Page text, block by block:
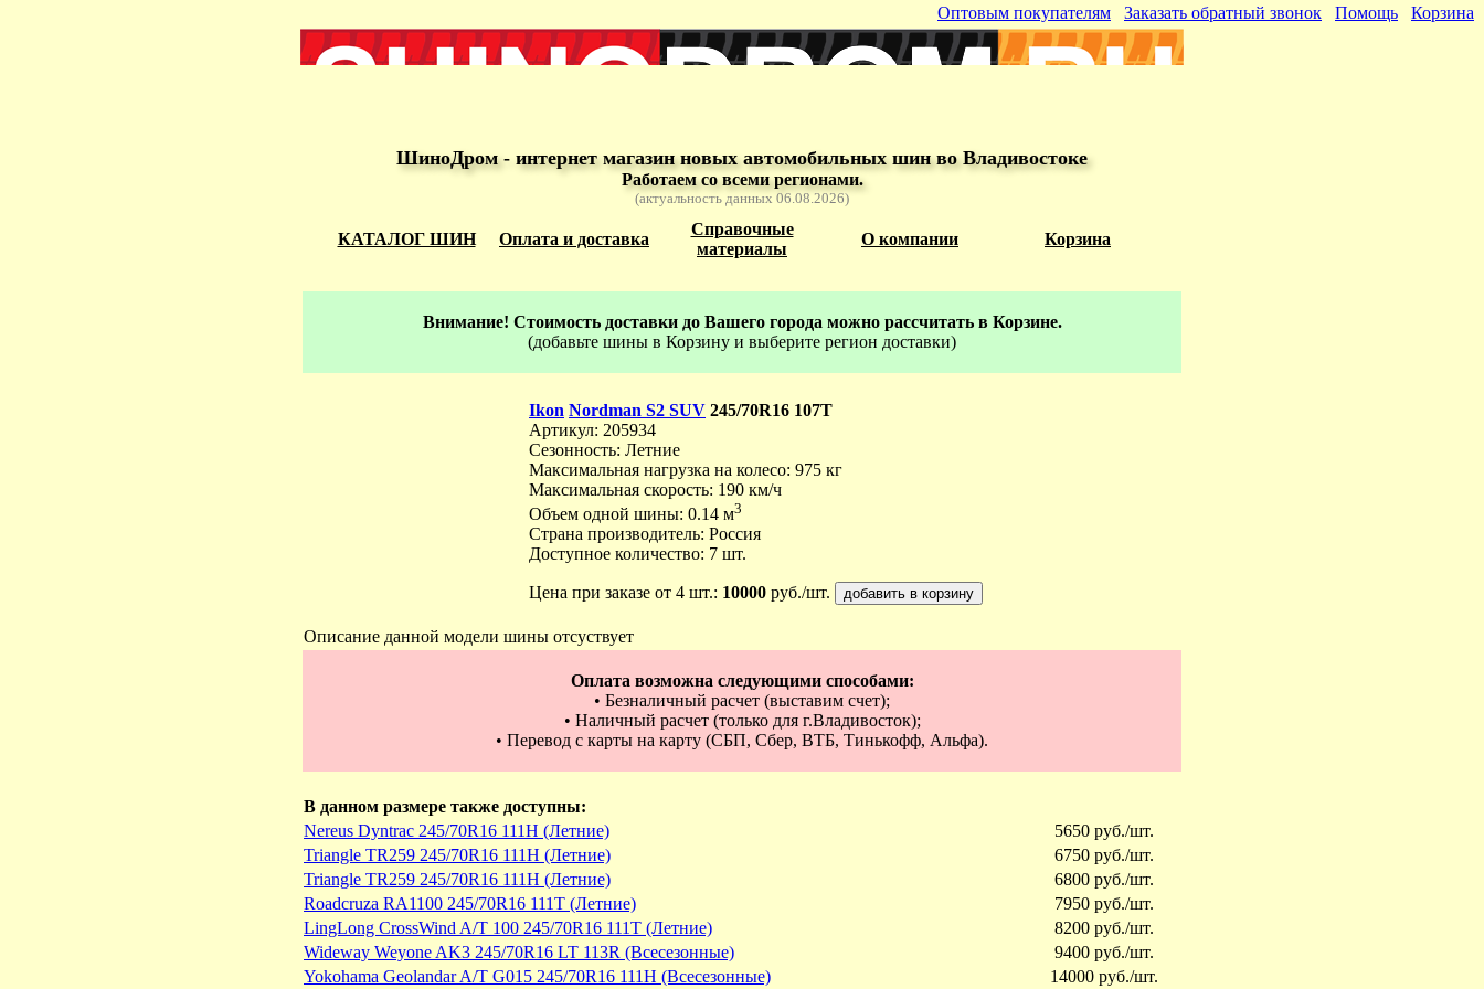
Оптовым покупателям Заказать обратный звонок Помощь Корзина
ШиноДром - интернет магазин новых автомобильных шин во Владивостоке
Работаем со всеми регионами.
(актуальность данных 06.08.2026)
КАТАЛОГ ШИН Оплата и доставка
Справочные
материалы
О компании Корзина
Внимание! Стоимость доставки до Вашего города можно рассчитать в Корзине.
(добавьте шины в Корзину и выберите регион доставки)
Ikon Nordman S2 SUV 245/70R16 107T
Артикул: 205934
Сезонность: Летние
Максимальная нагрузка на колесо: 975 кг
Максимальная скорость: 190 км/ч
Объем одной шины: 0.14 м3
Страна производитель: Россия
Доступное количество: 7 шт.
Цена при заказе от 4 шт.: 10000 руб./шт.
Описание данной модели шины отсуствует
Оплата возможна следующими способами:
• Безналичный расчет (выставим счет);
• Наличный расчет (только для г.Владивосток);
• Перевод с карты на карту (СБП, Сбер, ВТБ, Тинькофф, Альфа).
В данном размере также доступны:
Nereus Dyntrac 245/70R16 111H (Летние)
5650 руб./шт.
Triangle TR259 245/70R16 111H (Летние)
6750 руб./шт.
Triangle TR259 245/70R16 111H (Летние)
6800 руб./шт.
Roadcruza RA1100 245/70R16 111T (Летние)
7950 руб./шт.
LingLong CrossWind A/T 100 245/70R16 111T (Летние)
8200 руб./шт.
Wideway Weyone AK3 245/70R16 LT 113R (Всесезонные)
9400 руб./шт.
Yokohama Geolandar A/T G015 245/70R16 111H (Всесезонные)
14000 руб./шт.